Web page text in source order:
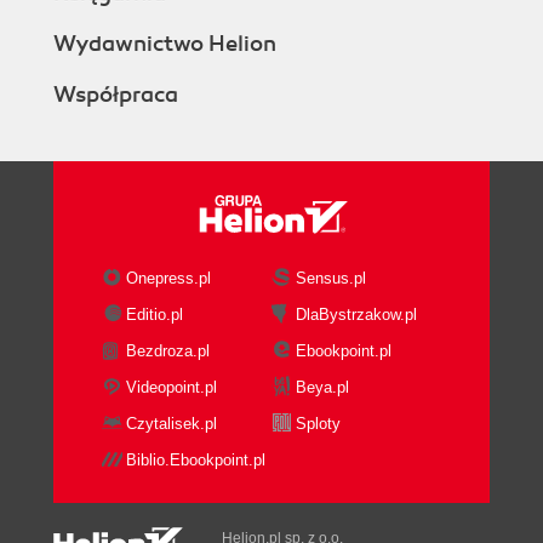
Wydawnictwo Helion
Współpraca
Onepress.pl
Sensus.pl
Editio.pl
DlaBystrzakow.pl
Bezdroza.pl
Ebookpoint.pl
Videopoint.pl
Beya.pl
Czytalisek.pl
Sploty
Biblio.Ebookpoint.pl
Helion.pl sp. z o.o.